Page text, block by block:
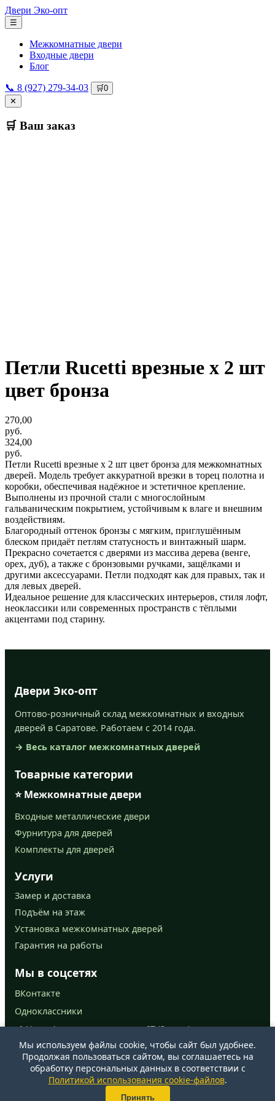
Двери Эко-опт
☰
Межкомнатные двери
Входные двери
Блог
📞 8 (927) 279-34-03 🛒0
✕
🛒 Ваш заказ
Петли Rucetti врезные х 2 шт
цвет бронза
270,00
руб.
324,00
руб.
Петли Rucetti врезные х 2 шт цвет бронза для межкомнатных
дверей. Модель требует аккуратной врезки в торец полотна и
коробки, обеспечивая надёжное и эстетичное крепление.
Выполнены из прочной стали с многослойным
гальваническим покрытием, устойчивым к влаге и внешним
воздействиям.
Благородный оттенок бронзы с мягким, приглушённым
блеском придаёт петлям статусность и винтажный шарм.
Прекрасно сочетается с дверями из массива дерева (венге,
орех, дуб), а также с бронзовыми ручками, защёлками и
другими аксессуарами. Петли подходят как для правых, так и
для левых дверей.
Идеальное решение для классических интерьеров, стиля лофт,
неоклассики или современных пространств с тёплыми
акцентами под старину.
Мы используем файлы cookie, чтобы сайт был удобнее.
Продолжая пользоваться сайтом, вы соглашаетесь на
обработку персональных данных в соответствии с
Политикой использования cookie-файлов.
Принять
Двери Эко-опт
Оптово-розничный склад межкомнатных и входных
дверей в Саратове. Работаем с 2014 года.
→ Весь каталог межкомнатных дверей
Товарные категории
⭐ Межкомнатные двери
Входные металлические двери
Фурнитура для дверей
Комплекты для дверей
Услуги
Замер и доставка
Подъём на этаж
Установка межкомнатных дверей
Гарантия на работы
Мы в соцсетях
ВКонтакте
Одноклассники
📍 Ново-Астраханское шоссе, 67 (2 этаж)
📞+7 (927) 279-34-03
© 2025 Двери Эко-опт. Все права защищены.